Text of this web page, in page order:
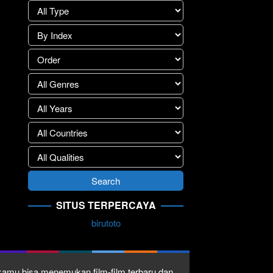
SITUS TERPERCAYA
birutoto